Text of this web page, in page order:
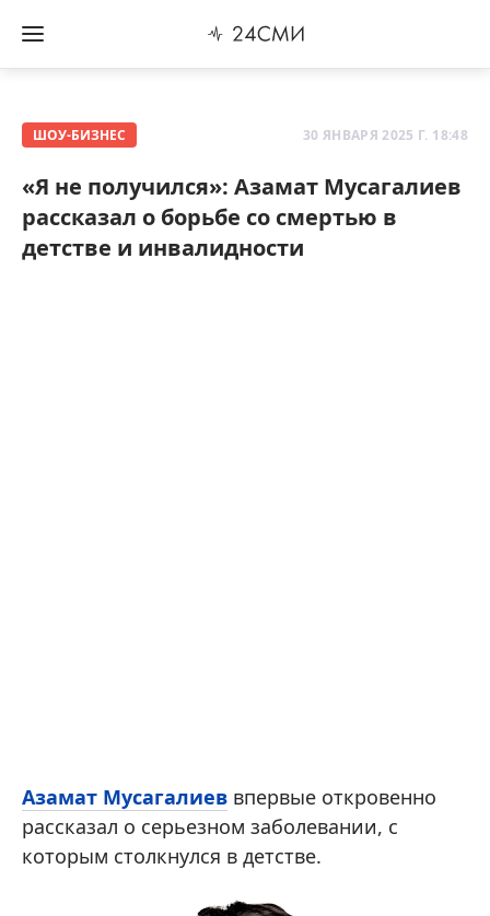
ШОУ-БИЗНЕС 30 ЯНВАРЯ 2025 Г. 18:48
«Я не получился»: Азамат Мусагалиев
рассказал о борьбе со смертью в
детстве и инвалидности
Азамат Мусагалиев впервые откровенно
рассказал о серьезном заболевании, с
которым столкнулся в детстве.